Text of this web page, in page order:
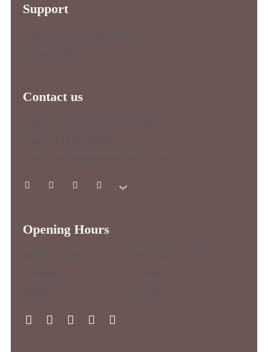
Support
Contact us
Opening Hours